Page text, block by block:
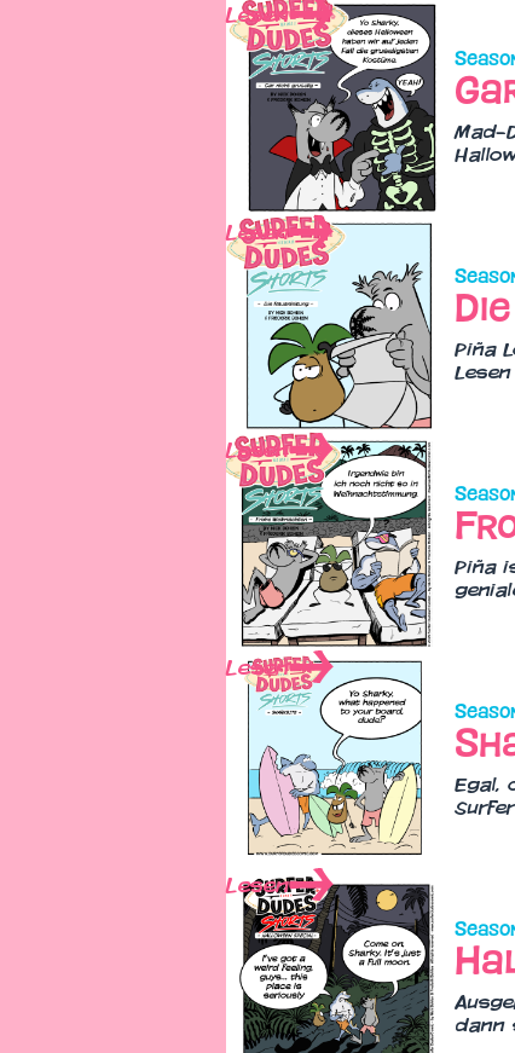
Mad-
Lesen
Piña
Lesen
Piña
Lesen
Egal,
Lesen
dann
Lesen